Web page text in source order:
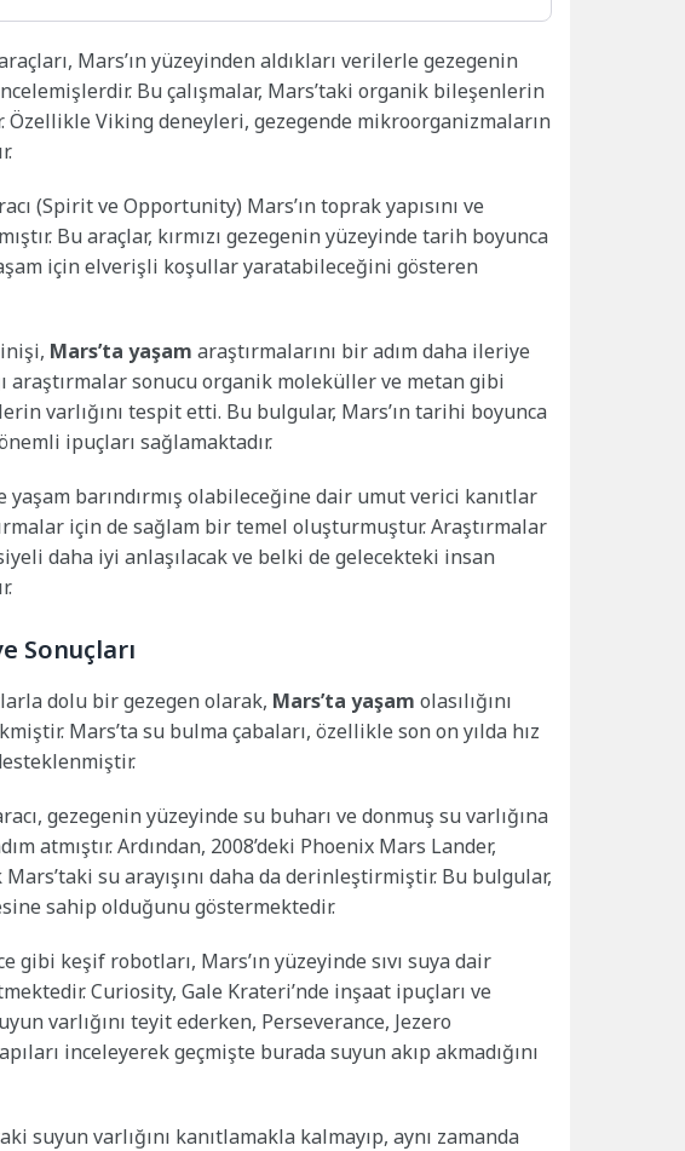
Mars’ın yüzeyinden aldıkları verilerle gezegenin
Bu çalışmalar, Mars’taki organik bileşenlerin
Özellikle Viking deneyleri, gezegende mikroorganizmaların
(Spirit ve Opportunity) Mars’ın toprak yapısını ve
Bu araçlar, kırmızı gezegenin yüzeyinde tarih boyunca
için elverişli koşullar yaratabileceğini gösteren
inişi, Mars’ta yaşam araştırmalarını bir adım daha ileriye
araştırmalar sonucu organik moleküller ve metan gibi
varlığını tespit etti. Bu bulgular, Mars’ın tarihi boyunca
ipuçları sağlamaktadır.
yaşam barındırmış olabileceğine dair umut verici kanıtlar
için de sağlam bir temel oluşturmuştur. Araştırmalar
daha iyi anlaşılacak ve belki de gelecekteki insan
Sonuçları
dolu bir gezegen olarak, Mars’ta yaşam olasılığını
Mars’ta su bulma çabaları, özellikle son on yılda hız
gezegenin yüzeyinde su buharı ve donmuş su varlığına
atmıştır. Ardından, 2008’deki Phoenix Mars Lander,
su arayışını daha da derinleştirmiştir. Bu bulgular,
sahip olduğunu göstermektedir.
gibi keşif robotları, Mars’ın yüzeyinde sıvı suya dair
Curiosity, Gale Krateri’nde inşaat ipuçları ve
varlığını teyit ederken, Perseverance, Jezero
inceleyerek geçmişte burada suyun akıp akmadığını
suyun varlığını kanıtlamakla kalmayıp, aynı zamanda